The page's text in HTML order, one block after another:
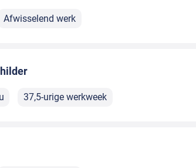
Afwisselend werk
37,5-urige werkweek